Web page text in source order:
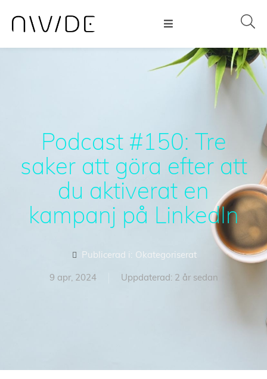
Podcast #150: Tre
saker att göra efter att
du aktiverat en
kampanj på LinkedIn
Publicerad i: Okategoriserat
9 apr, 2024 Uppdaterad: 2 år sedan